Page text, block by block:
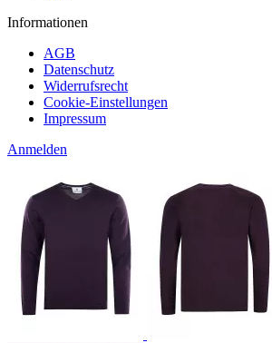
Informationen
AGB
Datenschutz
Widerrufsrecht
Cookie-Einstellungen
Impressum
Anmelden